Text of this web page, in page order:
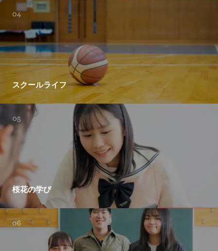
スクールライフ
桜花の学び